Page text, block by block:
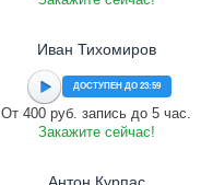
Иван Тихомиров
ДОСТУПЕН ДО 23:59
От 400 руб. запись до 5 час.
Закажите сейчас!